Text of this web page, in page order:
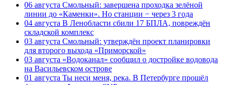
06 августа Смольный: завершена проходка зелёной
линии до «Каменки». Но станции − через 3 года
04 августа В Ленобласти сбили 17 БПЛА, повреждён
складской комплекс
03 августа Смольный: утверждён проект планировки
для второго выхода «Приморской»
03 августа «Водоканал» сообщил о достройке водовода
на Васильевском острове
01 августа Ты неси меня, река. В Петербурге прошёл